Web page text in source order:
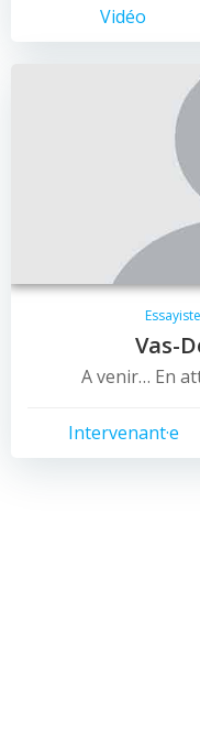
Vidéo
Essayiste
Vas-
A venir… En
Intervenant·e